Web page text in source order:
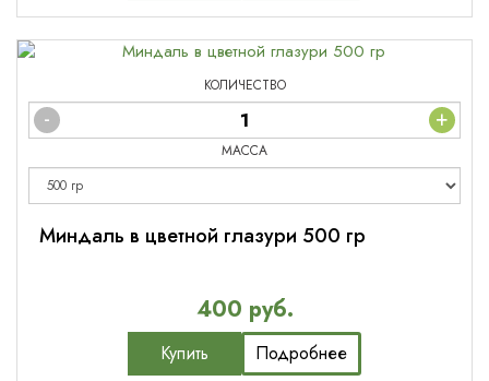
КОЛИЧЕСТВО
- +
МАССА
Миндаль в цветной глазури 500 гр
400 руб.
Купить Подробнее